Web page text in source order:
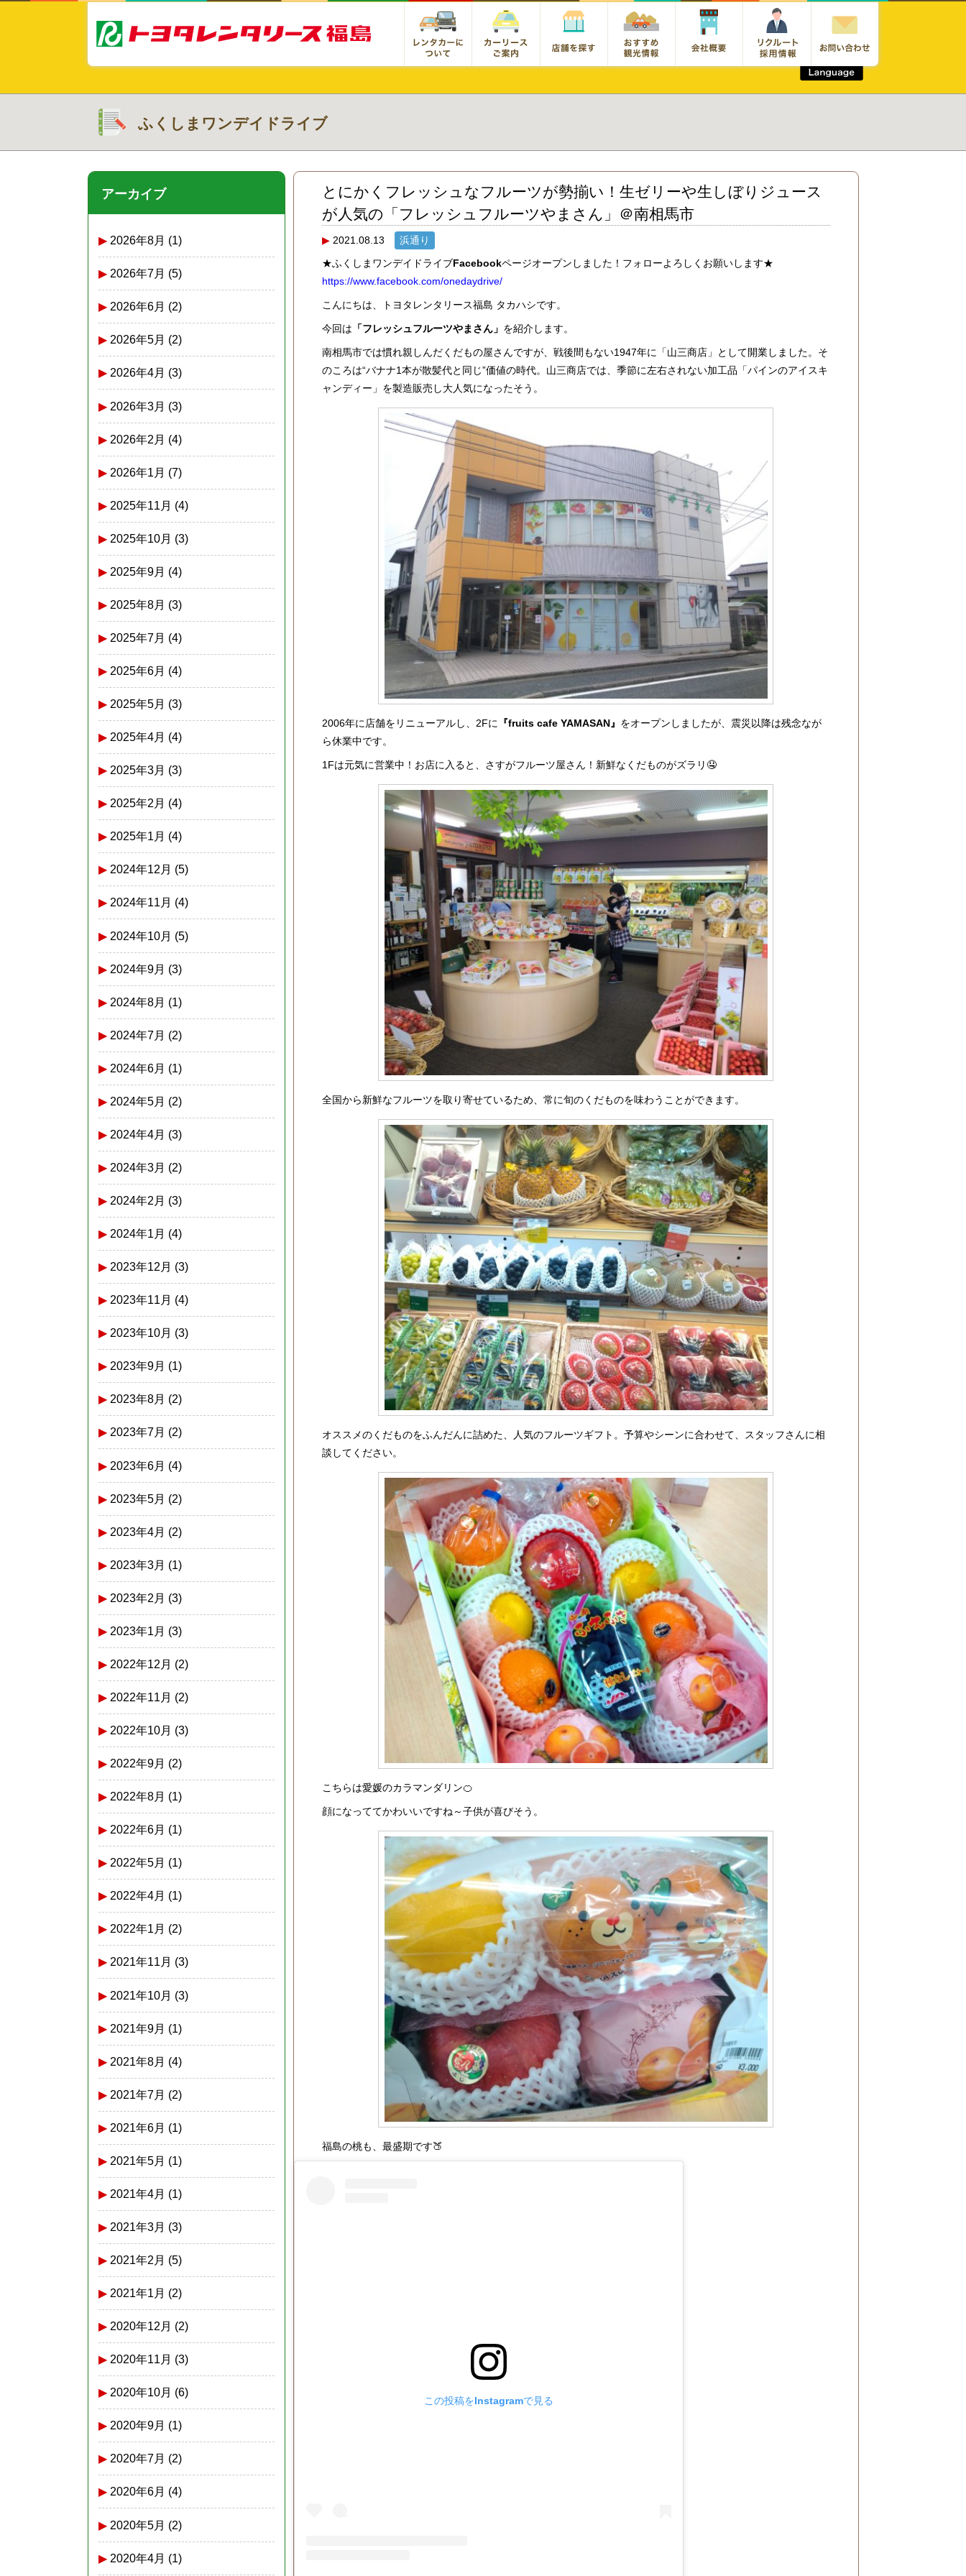
ふくしまワンデイドライブ
アーカイブ
2026年8月 (1)
2026年7月 (5)
2026年6月 (2)
2026年5月 (2)
2026年4月 (3)
2026年3月 (3)
2026年2月 (4)
2026年1月 (7)
2025年11月 (4)
2025年10月 (3)
2025年9月 (4)
2025年8月 (3)
2025年7月 (4)
2025年6月 (4)
2025年5月 (3)
2025年4月 (4)
2025年3月 (3)
2025年2月 (4)
2025年1月 (4)
2024年12月 (5)
2024年11月 (4)
2024年10月 (5)
2024年9月 (3)
2024年8月 (1)
2024年7月 (2)
2024年6月 (1)
2024年5月 (2)
2024年4月 (3)
2024年3月 (2)
2024年2月 (3)
2024年1月 (4)
2023年12月 (3)
2023年11月 (4)
2023年10月 (3)
2023年9月 (1)
2023年8月 (2)
2023年7月 (2)
2023年6月 (4)
2023年5月 (2)
2023年4月 (2)
2023年3月 (1)
2023年2月 (3)
2023年1月 (3)
2022年12月 (2)
2022年11月 (2)
2022年10月 (3)
2022年9月 (2)
2022年8月 (1)
2022年6月 (1)
2022年5月 (1)
2022年4月 (1)
2022年1月 (2)
2021年11月 (3)
2021年10月 (3)
2021年9月 (1)
2021年8月 (4)
2021年7月 (2)
2021年6月 (1)
2021年5月 (1)
2021年4月 (1)
2021年3月 (3)
2021年2月 (5)
2021年1月 (2)
2020年12月 (2)
2020年11月 (3)
2020年10月 (6)
2020年9月 (1)
2020年7月 (2)
2020年6月 (4)
2020年5月 (2)
2020年4月 (1)
とにかくフレッシュなフルーツが勢揃い！生ゼリーや生しぼりジュース
が人気の「フレッシュフルーツやまさん」＠南相馬市
2021.08.13 浜通り
★ふくしまワンデイドライブFacebookページオープンしました！フォローよろしくお願いします★
https://www.facebook.com/onedaydrive/
こんにちは、トヨタレンタリース福島 タカハシです。
今回は 「フレッシュフルーツやまさん」 を紹介します。
南相馬市では慣れ親しんだくだもの屋さんですが、戦後間もない1947年に「山三商店」として開業しました。そ
のころは“バナナ1本が散髪代と同じ”価値の時代。山三商店では、季節に左右されない加工品「パインのアイスキ
ャンディー」を製造販売し大人気になったそう。
2006年に店舗をリニューアルし、2Fに 『fruits cafe YAMASAN』 をオープンしましたが、震災以降は残念なが
ら休業中です。
1Fは元気に営業中！お店に入ると、さすがフルーツ屋さん！新鮮なくだものがズラリ🤤
全国から新鮮なフルーツを取り寄せているため、常に旬のくだものを味わうことができます。
オススメのくだものをふんだんに詰めた、人気のフルーツギフト。予算やシーンに合わせて、スタッフさんに相
談してください。
こちらは愛媛のカラマンダリン🍊
顔になっててかわいいですね～子供が喜びそう。
福島の桃も、最盛期です🍑
この投稿をInstagramで見る